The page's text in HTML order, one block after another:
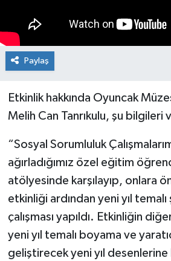
Paylaş
Etkinlik hakkında Oyuncak
Melih Can Tanrıkulu, şu bilgileri
“Sosyal Sorumluluk
ağırladığımız özel eğitim
atölyesinde karşılayıp, onlara
etkinliği ardından yeni yıl
çalışması yapıldı. Etkinliğin
yeni yıl temalı boyama ve
geliştirecek yeni yıl